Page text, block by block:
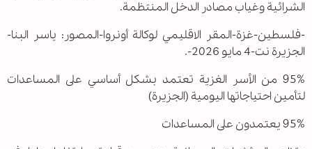
الشرائية وغياب مصادر الدخل المنتظمة.
-فلسطين-غزة-المقر الاقليمي لوكالة أونروا-المصور: ياسر البنا-
الجزيرة نت-4 مايو 2026-.
95% من الأسر الغزية تعتمد بشكل أساسي على المساعدات
لتأمين احتياجاتها اليومية (الجزيرة)
95% يعتمدون على المساعدات